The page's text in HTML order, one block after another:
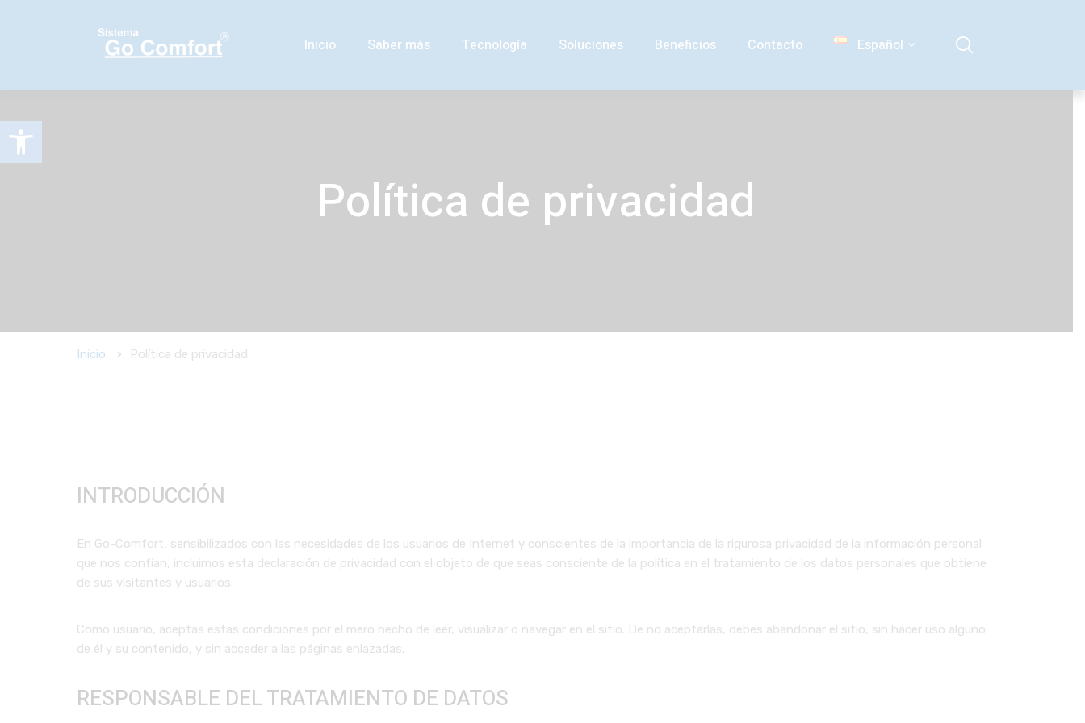
Abrir barra de herramientas
Inicio Saber más Tecnología Soluciones Beneficios Contacto Español
Política de privacidad
Inicio Política de privacidad
INTRODUCCIÓN
En Go-Comfort, sensibilizados con las necesidades de los usuarios de Internet y conscientes de la importancia de la rigurosa privacidad de la información personal
que nos confían, incluimos esta declaración de privacidad con el objeto de que seas consciente de la política en el tratamiento de los datos personales que obtiene
de sus visitantes y usuarios.
Como usuario, aceptas estas condiciones por el mero hecho de leer, visualizar o navegar en el sitio. De no aceptarlas, debes abandonar el sitio, sin hacer uso alguno
de él y su contenido, y sin acceder a las páginas enlazadas.
RESPONSABLE DEL TRATAMIENTO DE DATOS